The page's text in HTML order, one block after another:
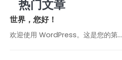
热门文章
世界，您好！
欢迎使用 WordPress。这是您的第…